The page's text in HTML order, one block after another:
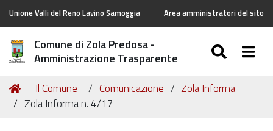
Unione Valli del Reno Lavino Samoggia Area amministratori del sito
Comune di Zola Predosa -
Amministrazione Trasparente
Tu
sei
Home
Il Comune Comunicazione
Zola Informa
Zola Informa n. 4/17